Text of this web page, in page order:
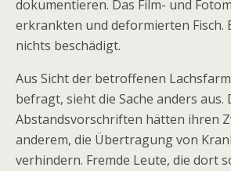
dokumentieren. Das Film- und
erkrankten und deformierten Fisch.
nichts beschädigt.
Aus Sicht der betroffenen
befragt, sieht die Sache anders aus.
Abstandsvorschriften hätten ihren
anderem, die Übertragung von
verhindern. Fremde Leute, die dort